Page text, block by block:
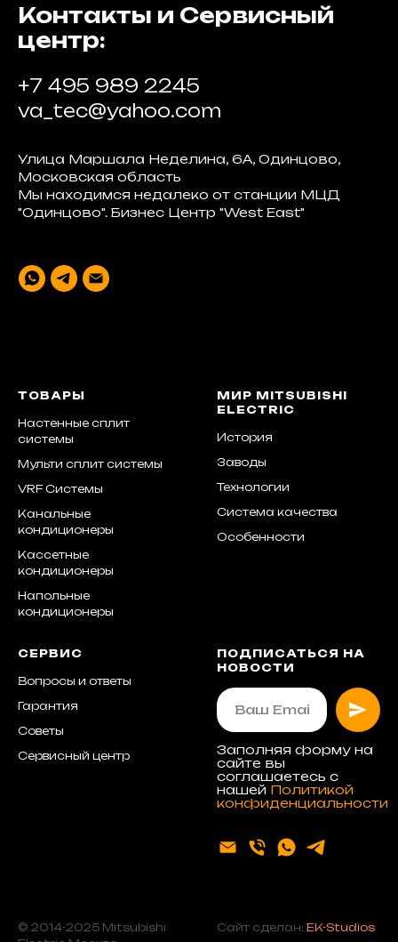
Контакты и Сервисный
центр:
+7 495 989 2245
va_tec@yahoo.com
Улица Маршала Неделина, 6А, Одинцово,
Московская область
Мы находимся недалеко от станции МЦД
"Одинцово". Бизнес Центр "West East"
ТОВАРЫ
Настенные сплит
системы
Мульти сплит системы
VRF Системы
Канальные
кондиционеры
Кассетные
кондиционеры
Напольные
кондиционеры
МИР MITSUBISHI
ELECTRIC
История
Заводы
Технологии
Система качества
Особенности
СЕРВИС
Вопросы и ответы
Гарантия
Советы
Сервисный центр
ПОДПИСАТЬСЯ НА
НОВОСТИ
Заполняя форму на
сайте вы
соглашаетесь с
нашей Политикой
конфиденциальности
© 2014-2025 Mitsubishi
Сайт сделан: EK-Studios